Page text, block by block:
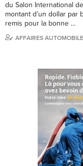
du Salon International
montant d’un dollar
remis pour la bonne …
AFFAIRES